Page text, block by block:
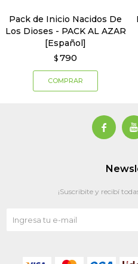
Pack de Inicio Nacidos De
Los Dioses - PACK AL AZAR
[Español]
$ 790
 
¡Suscribite y recibí